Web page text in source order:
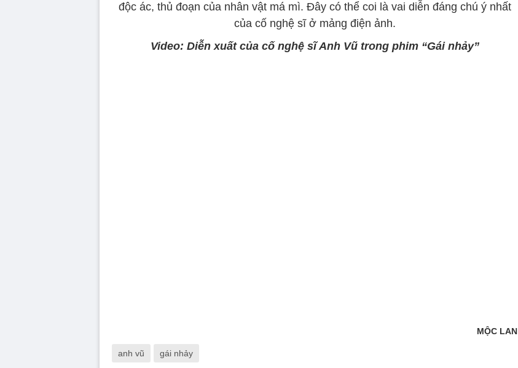
độc ác, thủ đoạn của nhân vật má mì. Đây có thể coi là vai diễn đáng chú ý nhất
của cố nghệ sĩ ở mảng điện ảnh.
Video: Diễn xuất của cố nghệ sĩ Anh Vũ trong phim “Gái nhảy”
MỘC LAN
anh vũ gái nhảy